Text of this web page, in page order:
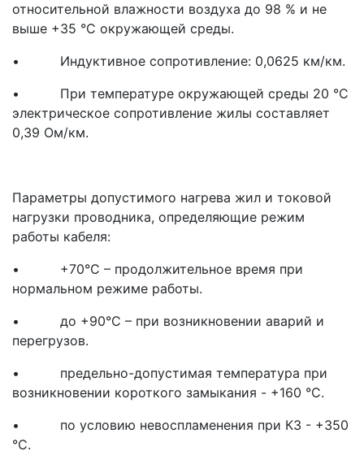
относительной влажности воздуха до 98 % и не
выше +35 °С окружающей среды.
• Индуктивное сопротивление: 0,0625 км/км.
• При температуре окружающей среды 20 °С
электрическое сопротивление жилы составляет
0,39 Ом/км.
Параметры допустимого нагрева жил и токовой
нагрузки проводника, определяющие режим
работы кабеля:
• +70°С – продолжительное время при
нормальном режиме работы.
• до +90°С – при возникновении аварий и
перегрузов.
• предельно-допустимая температура при
возникновении короткого замыкания - +160 °С.
• по условию невоспламенения при КЗ - +350
°С.